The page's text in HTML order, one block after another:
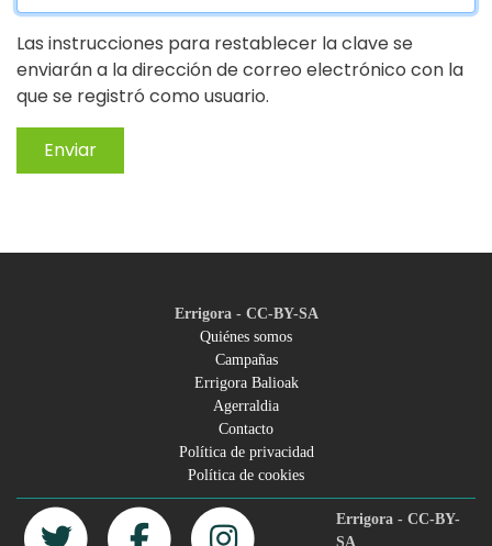
Las instrucciones para restablecer la clave se
enviarán a la dirección de correo electrónico con la
que se registró como usuario.
Enviar
Footer
menu
Errigora - CC-BY-SA
Quiénes somos
Campañas
Errigora Balioak
Agerraldia
Contacto
Política de privacidad
Política de cookies
Errigora - CC-BY-
SA